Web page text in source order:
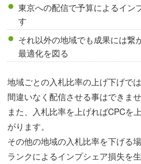
東京への配信で予算によるイン
す
それ以外の地域でも成果には繋
最適化を図る
地域ごとの入札比率の上げ下げで
間違いなく配信させる事はできませ
また、入札比率を上げればCPCを
がります。
その他の地域の入札比率を下げる
ランクによるインプシェア損失を